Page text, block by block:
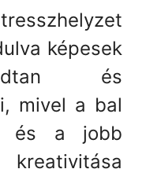
képesek
és
mivel a bal
és a jobb